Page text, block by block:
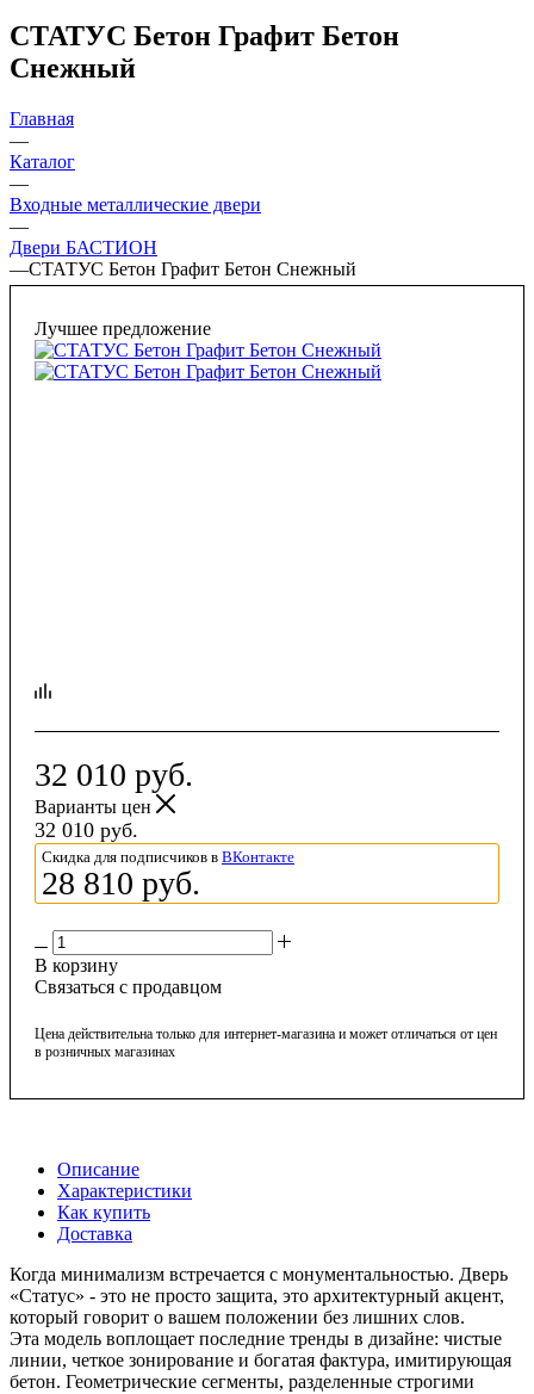
СТАТУС Бетон Графит Бетон
Снежный
Главная
—
Каталог
—
Входные металлические двери
—
Двери БАСТИОН
—СТАТУС Бетон Графит Бетон Снежный
Лучшее предложение
32 010 руб.
Варианты цен
32 010 руб.
Скидка для подписчиков в ВКонтакте
28 810 руб.
В корзину
Связаться с продавцом
Цена действительна только для интернет-магазина и может отличаться от цен
в розничных магазинах
Описание
Характеристики
Как купить
Доставка
Когда минимализм встречается с монументальностью. Дверь
«Статус» - это не просто защита, это архитектурный акцент,
который говорит о вашем положении без лишних слов.
Эта модель воплощает последние тренды в дизайне: чистые
линии, четкое зонирование и богатая фактура, имитирующая
бетон. Геометрические сегменты, разделенные строгими